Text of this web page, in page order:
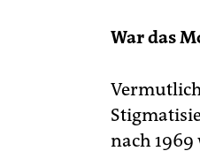
War das
nach